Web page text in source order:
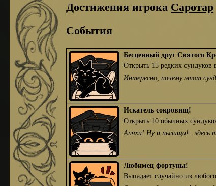
Достижения игрока Саротар
События
Бесценный друг Святого
Открыть 15 редких
Интересно, почему этот
Искатель сокровищ!
Открыть 10 обычных
Апчхи! Ну и пылища!.. здесь
Любимец фортуны!
Выпадает случайно из